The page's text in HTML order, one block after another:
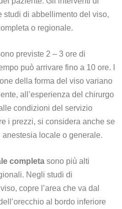
studi di abbellimento del viso,
o regionale.
previste 2 – 3 ore di
può arrivare fino a 10 ore. I
della forma del viso variano
all’esperienza del chirurgo
condizioni del servizio
i prezzi, si considera anche se
anestesia locale o generale.
completa sono più alti
Negli studi di
copre l’area che va dal
al bordo inferiore